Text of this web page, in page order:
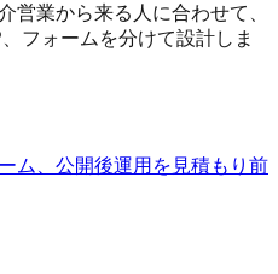
営業から来る人に合わせて、
フォームを分けて設計しま
ム、公開後運用を見積もり前